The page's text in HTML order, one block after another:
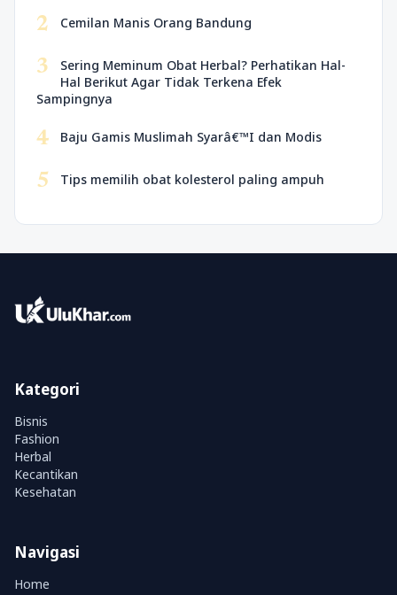
2 Cemilan Manis Orang Bandung
3
Sering Meminum Obat Herbal? Perhatikan Hal-
Hal Berikut Agar Tidak Terkena Efek
Sampingnya
4 Baju Gamis Muslimah Syarâ€™I dan Modis
5 Tips memilih obat kolesterol paling ampuh
Kategori
Bisnis
Fashion
Herbal
Kecantikan
Kesehatan
Navigasi
Home